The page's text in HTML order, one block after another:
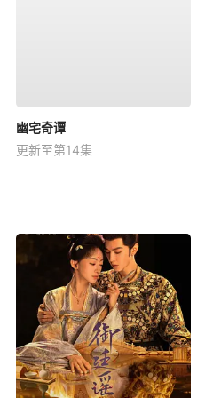
幽宅奇谭
更新至第14集